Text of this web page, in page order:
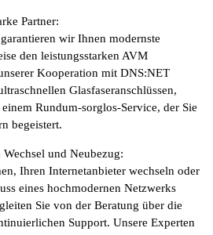
Partner:
wir Ihnen modernste
den leistungsstarken AVM
Kooperation mit DNS:NET
Glasfaseranschlüssen,
Rundum-sorglos-Service, der Sie
begeistert.
und Neubezug:
Ihren Internetanbieter wechseln oder
eines hochmodernen Netzwerks
Sie von der Beratung über die
Support. Unsere Experten